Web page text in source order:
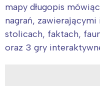
mapy długopis
nagrań,
stolicach, faktach,
oraz 3 gry